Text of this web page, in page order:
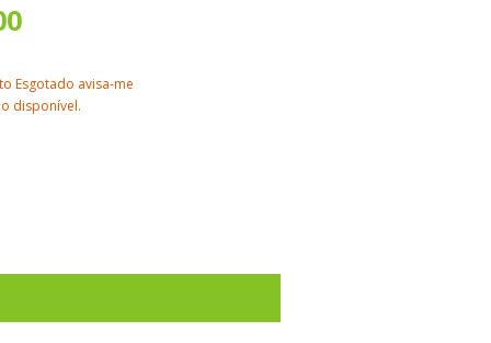
Esgotado avisa-me
disponível.